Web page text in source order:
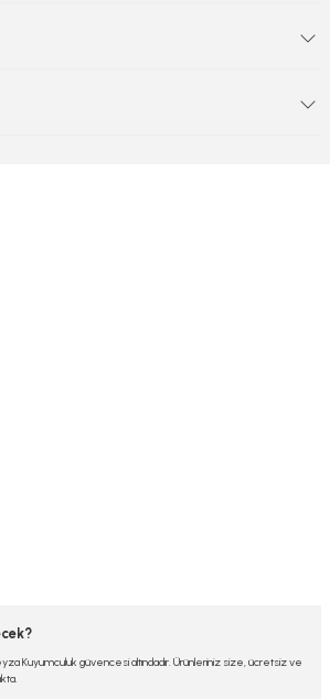
Kuyumculuk güvencesi altındadır. Ürünleriniz size, ücretsiz ve